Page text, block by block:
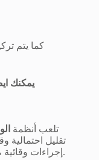
كما يتم
يمكنك
تلعب أنظمة
تقليل احتمالية
إجراءات وقائية مدروسة تهدف إلى حماية الأرواح والممتلكات.